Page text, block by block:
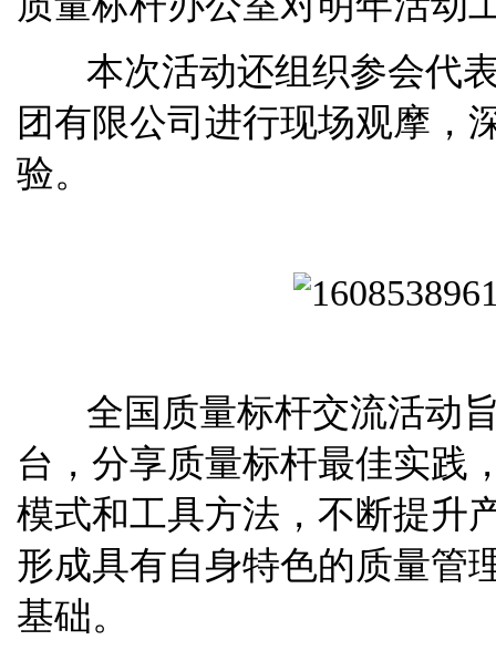
本次活动还组织参会代表
团有限公司进行现场观摩，
验。
全国质量标杆交流活动
台，分享质量标杆最佳实践
模式和工具方法，不断提升
形成具有自身特色的质量管
基础。